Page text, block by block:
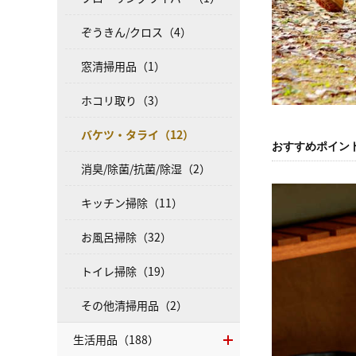
おすすめポイン
ぞうきん/クロス（4）
窓清掃用品（1）
ホコリ取り（3）
バケツ・タライ（12）
消臭/除菌/抗菌/除湿（2）
キッチン掃除（11）
お風呂掃除（32）
トイレ掃除（19）
その他清掃用品（2）
生活用品（188）